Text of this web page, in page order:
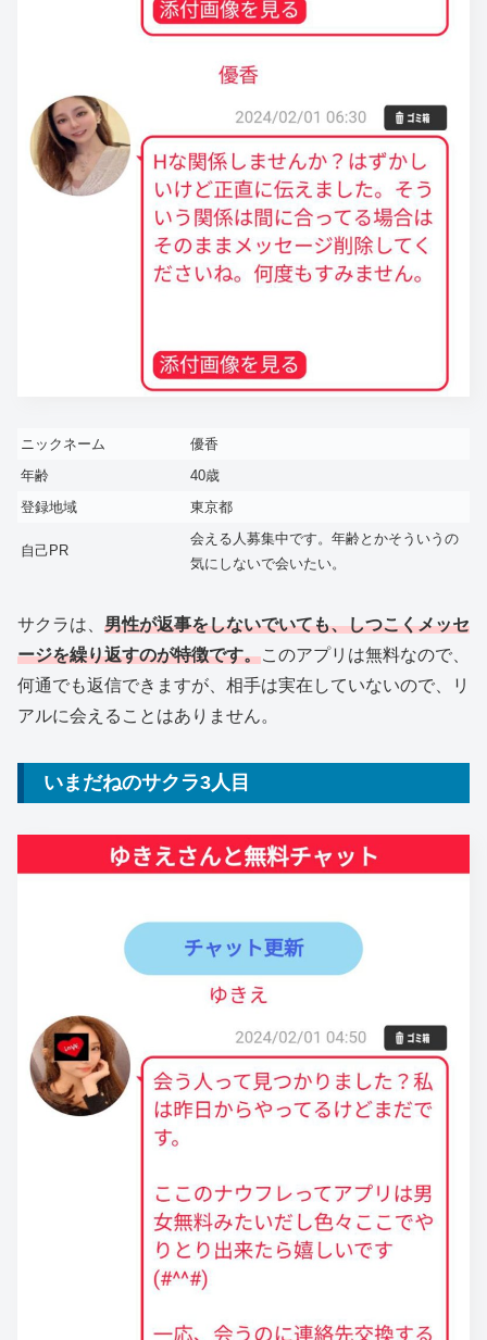
ニックネーム
優香
年齢
40歳
登録地域
東京都
自己PR
会える人募集中です。年齢とかそういうの
気にしないで会いたい。
サクラは、 男性が返事をしないでいても、しつこくメッセ
ージを繰り返すのが特徴です。このアプリは無料なので、
何通でも返信できますが、相手は実在していないので、リ
アルに会えることはありません。
いまだねのサクラ3人目